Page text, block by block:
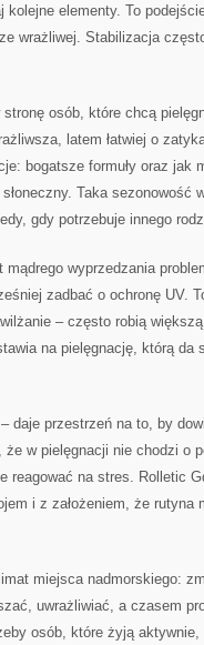
kolejne elementy. To
wrażliwej. Stabilizacja
stronę osób, które chcą
latem łatwiej o
bogatsze formuły oraz jak
Taka sezonowość
gdy potrzebuje innego
wyprzedzania
zadbać o ochronę UV.
– często robią
na pielęgnację, którą da
daje przestrzeń na to, by
w pielęgnacji nie chodzi o
reagować na stres. Rolletic
i z założeniem, że rutyna
miejsca nadmorskiego:
uwrażliwiać, a czasem
osób, które żyją